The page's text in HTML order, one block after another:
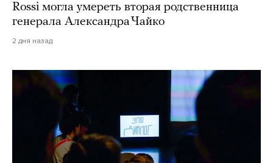
Rossi могла умереть вторая родственница
генерала Александра Чайко
2 дня назад